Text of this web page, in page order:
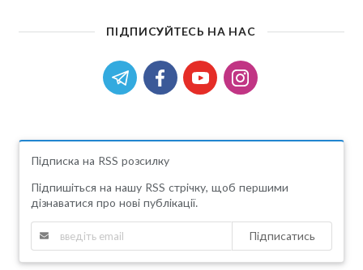
ПІДПИСУЙТЕСЬ НА НАС
Підписка на RSS розсилку
Підпишіться на нашу RSS стрічку, щоб першими
дізнаватися про нові публікації.
Підписатись